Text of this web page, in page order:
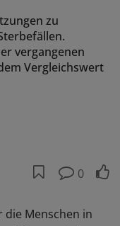
zu
vergangenen
Vergleichswert
0
die Menschen in